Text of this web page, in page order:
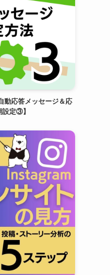
動応答メッセージ＆応
設定③】